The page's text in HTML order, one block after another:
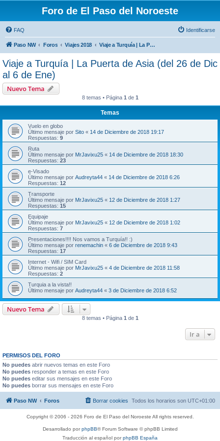
Foro de El Paso del Noroeste
FAQ Identificarse
Paso NW Foros Viajes 2018 Viaje a Turquía | La Puerta de Asia (del 26 de Dic al 6 de Ene)
Viaje a Turquía | La Puerta de Asia (del 26 de Dic
al 6 de Ene)
Nuevo Tema
8 temas • Página 1 de 1
Temas
Vuelo en globo
Último mensaje por Sito « 14 de Diciembre de 2018 19:17
Respuestas: 9
Ruta
Último mensaje por MrJavixu25 « 14 de Diciembre de 2018 18:30
Respuestas: 23
e-Visado
Último mensaje por Audreyta44 « 14 de Diciembre de 2018 6:26
Respuestas: 12
Transporte
Último mensaje por MrJavixu25 « 12 de Diciembre de 2018 1:27
Respuestas: 15
Equipaje
Último mensaje por MrJavixu25 « 12 de Diciembre de 2018 1:02
Respuestas: 7
Presentaciones!!!! Nos vamos a Turquía!! :)
Último mensaje por renemachin « 6 de Diciembre de 2018 9:43
Respuestas: 17
Internet - Wifi / SIM Card
Último mensaje por MrJavixu25 « 4 de Diciembre de 2018 11:58
Respuestas: 2
Turquia a la vista!!
Último mensaje por Audreyta44 « 3 de Diciembre de 2018 6:52
Nuevo Tema
8 temas • Página 1 de 1
Ir a
PERMISOS DEL FORO
No puedes abrir nuevos temas en este Foro
No puedes responder a temas en este Foro
No puedes editar sus mensajes en este Foro
No puedes borrar sus mensajes en este Foro
Paso NW Foros Todos los horarios son UTC+01:00
Borrar cookies
Copyright © 2006 - 2026 Foro de El Paso del Noroeste All rights reserved.
Desarrollado porphpBB® Forum Software © phpBB Limited
Traducción al español porphpBB España